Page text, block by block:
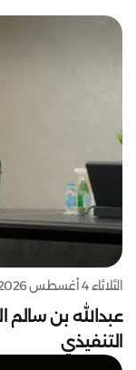
الثلاثاء 4 أغسطس 2026
عبدالله بن
التنفيذي